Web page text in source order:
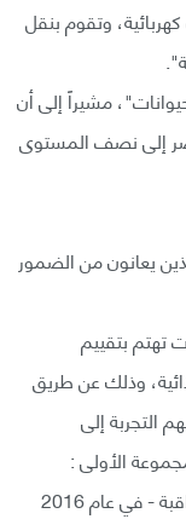
وتقوم بنقل
مشيراً إلى أن
إلى نصف المستوى
يعانون من الضمور
تهتم بتقييم
وذلك عن طريق
التجربة إلى
الأولى :
«مجموعة التجربة» والأخرى تكون مجموعة المراقبة - في عام 2016